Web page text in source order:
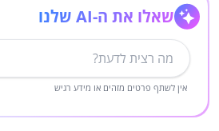
שאלו את ה-AI שלנו
אין לשתף פרטים מזהים או מידע רגיש